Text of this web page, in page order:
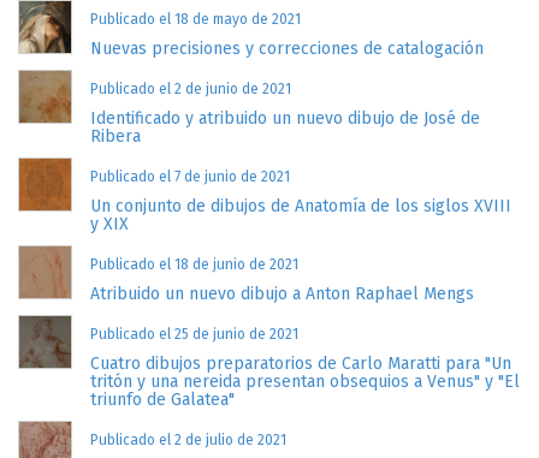
Publicado el 18 de mayo de 2021
Nuevas precisiones y correcciones de catalogación
Publicado el 2 de junio de 2021
Identificado y atribuido un nuevo dibujo de José de
Ribera
Publicado el 7 de junio de 2021
Un conjunto de dibujos de Anatomía de los siglos XVIII
y XIX
Publicado el 18 de junio de 2021
Atribuido un nuevo dibujo a Anton Raphael Mengs
Publicado el 25 de junio de 2021
Cuatro dibujos preparatorios de Carlo Maratti para "Un
tritón y una nereida presentan obsequios a Venus" y "El
triunfo de Galatea"
Publicado el 2 de julio de 2021